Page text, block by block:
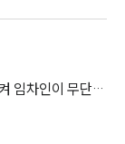
[명도소송 성공사례] 상대방의 항소심을 기각시켜 임차인이 무단 점거 하던 부동산을 인도받음